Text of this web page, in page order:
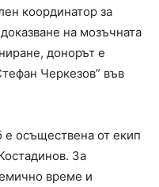
координатор за
на мозъчната
донорът е
Черкезов” във
е осъществена от екип
За
време и